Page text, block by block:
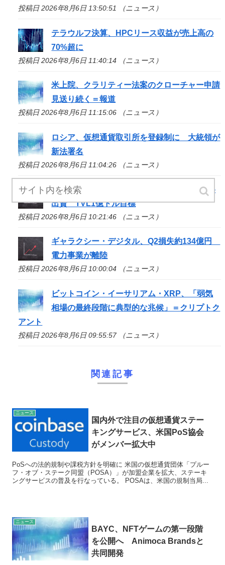
投稿日 2026年8月6日 13:50:51 （ニュース）
テラウルフ決算、HPCリース収益が売上高の
70%超に
投稿日 2026年8月6日 11:40:14 （ニュース）
米上院、クラリティー法案のクローチャー申請
見送り続く＝報道
投稿日 2026年8月6日 11:15:06 （ニュース）
ロシア、仮想通貨取引所を登録制に 大統領が
新法署名
投稿日 2026年8月6日 11:04:26 （ニュース）
野村傘下レーザーデジタル、ZIGChainに戦略
出資 TVL1億ドル目標
投稿日 2026年8月6日 10:21:46 （ニュース）
ギャラクシー・デジタル、Q2損失約134億円
電力事業が離陸
投稿日 2026年8月6日 10:00:04 （ニュース）
ビットコイン・イーサリアム・XRP、「弱気
相場の最終段階に典型的な兆候」＝クリプトク
アント
投稿日 2026年8月6日 09:55:57 （ニュース）
関連記事
ニュース
国内外で注目の仮想通貨ステー
キングサービス、米国PoS協会
がメンバー拡大中
PoSへの法的規制や課税方針を明確に 米国の仮想通貨団体「プルー
フ・オブ・ステーク同盟（POSA）」が加盟企業を拡大、ステーキ
ングサービスの普及を行なっている。 POSAは、米国の規制当局...
ニュース
BAYC、NFTゲームの第一段階
を公開へ Animoca Brandsと
共同開発